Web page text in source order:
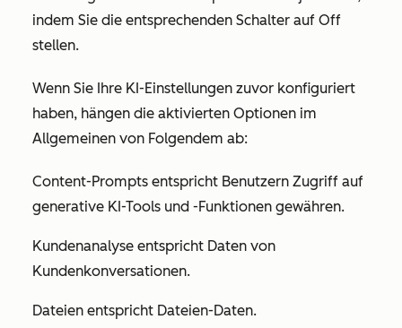
indem Sie die entsprechenden Schalter auf Off
stellen.
Wenn Sie Ihre KI-Einstellungen zuvor konfiguriert
haben, hängen die aktivierten Optionen im
Allgemeinen von Folgendem ab:
Content-Prompts entspricht Benutzern Zugriff auf
generative KI-Tools und -Funktionen gewähren.
Kundenanalyse entspricht Daten von
Kundenkonversationen.
Dateien entspricht Dateien-Daten.